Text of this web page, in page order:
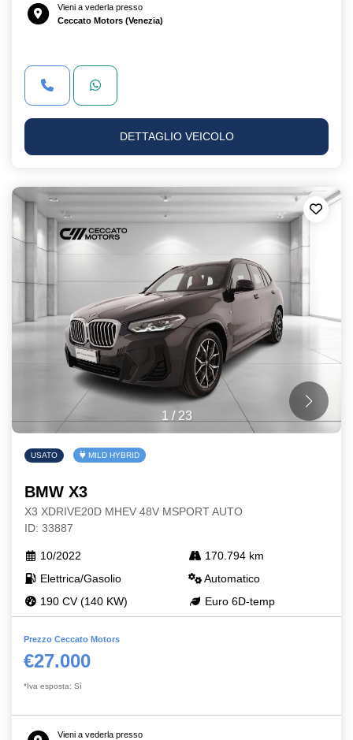
Vieni a vederla presso
Ceccato Motors (Venezia)
DETTAGLIO VEICOLO
1 / 23
USATO MILD HYBRID
BMW X3
X3 XDRIVE20D MHEV 48V MSPORT AUTO
ID: 33887
10/2022
170.794 km
Elettrica/Gasolio
Automatico
190 CV (140 KW)
Euro 6D-temp
Prezzo Ceccato Motors
€27.000
*Iva esposta: Sì
Vieni a vederla presso